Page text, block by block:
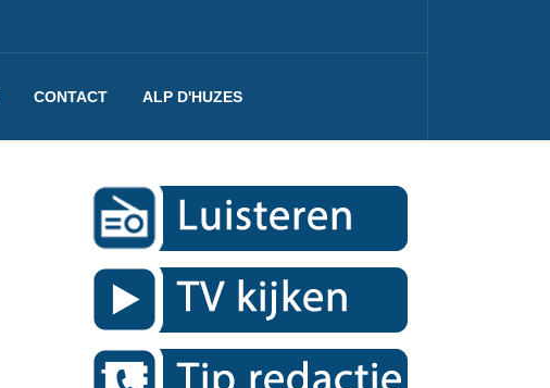
CONTACT ALP D'HUZES